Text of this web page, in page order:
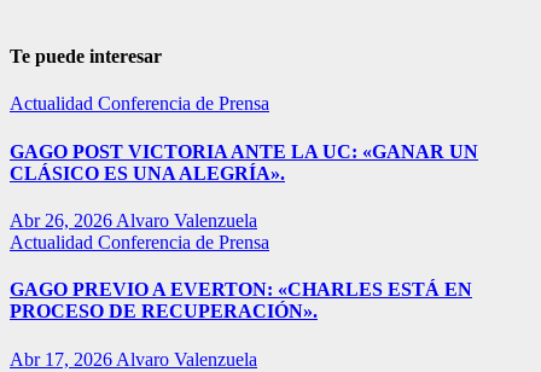
Te puede interesar
Actualidad Conferencia de Prensa
GAGO POST VICTORIA ANTE LA UC: «GANAR UN
CLÁSICO ES UNA ALEGRÍA».
Abr 26, 2026 Alvaro Valenzuela
Actualidad Conferencia de Prensa
GAGO PREVIO A EVERTON: «CHARLES ESTÁ EN
PROCESO DE RECUPERACIÓN».
Abr 17, 2026 Alvaro Valenzuela